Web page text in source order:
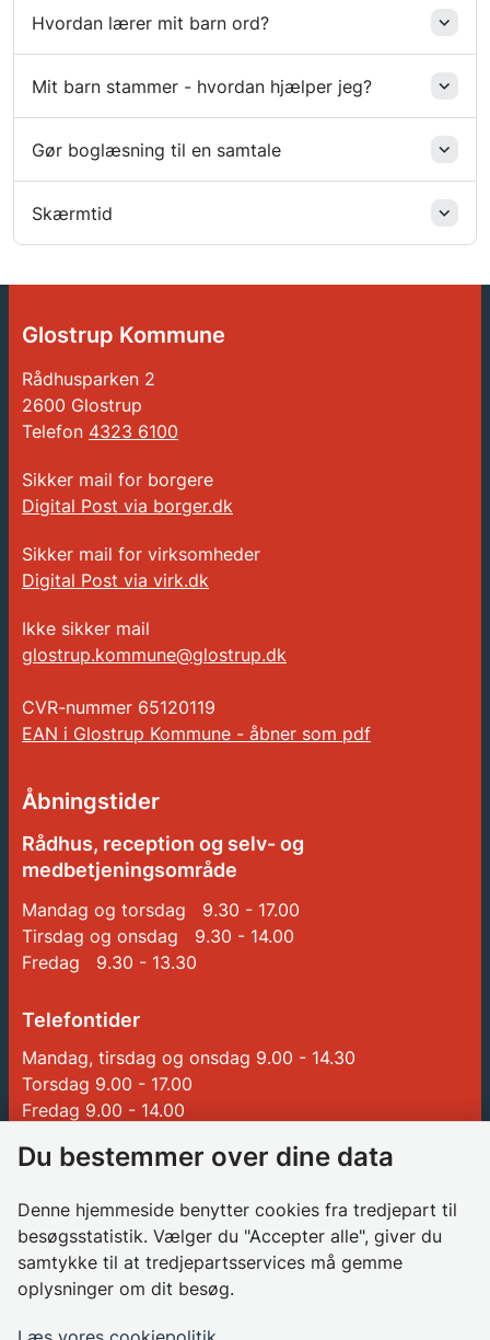
Hvordan lærer mit barn ord?
Mit barn stammer - hvordan hjælper jeg?
Gør boglæsning til en samtale
Skærmtid
Glostrup Kommune
Rådhusparken 2
2600 Glostrup
Telefon 4323 6100
Sikker mail for borgere
Digital Post via borger.dk
Sikker mail for virksomheder
Digital Post via virk.dk
Ikke sikker mail
glostrup.kommune@glostrup.dk
CVR-nummer 65120119
EAN i Glostrup Kommune - åbner som pdf
Åbningstider
Rådhus, reception og selv- og
medbetjeningsområde
Mandag og torsdag 9.30 - 17.00
Tirsdag og onsdag 9.30 - 14.00
Fredag 9.30 - 13.30
Telefontider
Mandag, tirsdag og onsdag 9.00 - 14.30
Torsdag 9.00 - 17.00
Fredag 9.00 - 14.00
Betalinger til Glostrup Kommune
Borgerrådgiver
Søg job i kommunen
Databeskyttelsesrådgiver
Du bestemmer over dine data
Denne hjemmeside benytter cookies fra tredjepart til
besøgsstatistik. Vælger du "Accepter alle", giver du
samtykke til at tredjepartsservices må gemme
oplysninger om dit besøg.